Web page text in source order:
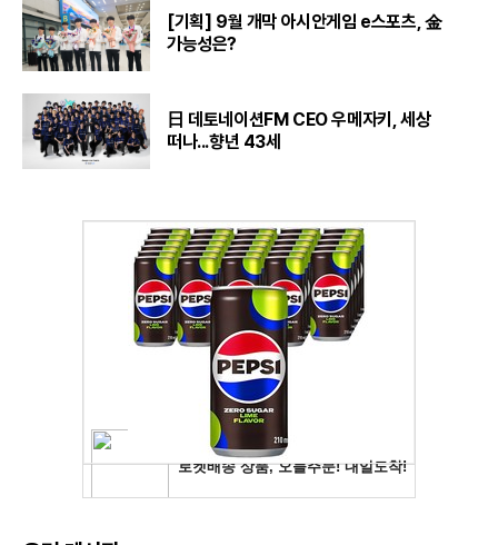
[기획] 9월 개막 아시안게임 e스포츠, 金
가능성은?
日 데토네이션FM CEO 우메자키, 세상
떠나...향년 43세